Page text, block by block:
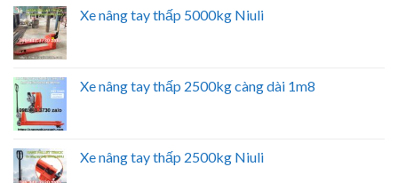
Xe nâng tay thấp 5000kg Niuli
Xe nâng tay thấp 2500kg càng dài 1m8
Xe nâng tay thấp 2500kg Niuli